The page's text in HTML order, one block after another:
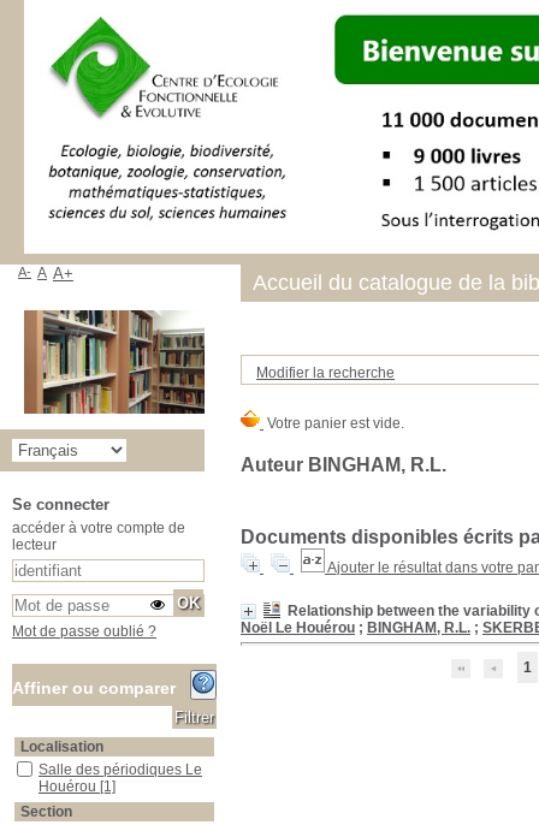
Modifier la recherche
Auteur BINGHAM, R.L.
Documents disponibles écrits
Ajouter le résultat dans votre
Relationship between the
Noël Le Houérou ; BINGHAM, R.L. ;
1
Accueil du catalogue de la
A- A A+
Se connecter
accéder à votre compte de
lecteur
Mot de passe oublié ?
Affiner ou comparer
Localisation
Salle des périodiques Le Houérou
Salle des périodiques Le
Houérou [1]
Section